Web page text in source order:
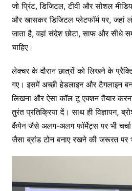
जो प्रिंट, डिजिटल, टीवी और सोशल
और खासकर डिजिटल प्लेटफॉर्म पर, जहां
जाता है, वहां संदेश छोटा, साफ और सीधे
चाहिए।
लेक्चर के दौरान छात्रों को लिखने के
गए। इसमें अच्छी हेडलाइन और टैगलाइन
लिखना और ऐसा कॉल टू एक्शन तैयार
तुरंत प्रतिक्रिया दें। साथ ही विज्ञापन,
कैंपेन जैसे अलग-अलग फॉर्मेट्स पर भी चर्चा
जैसा ब्रांड टोन बनाए रखने की जरूरत पर